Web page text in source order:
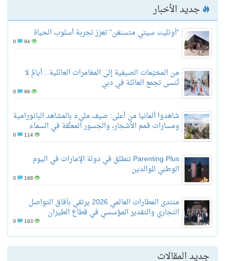
جديد الأخبار
“آوتليت سيتي متسنغن” تعزز تجربة أسلوب الحياة
94
من المخيّمات الصيفية إلى المغامرات العائلية…أيامٌ لا
تُنسى تجمع العائلة في دبي
98
شاهدوا ألمانيا من أعلى: صيف مليء بالمشاهد البانورامية
ومسارات قمم الأشجار، والجسور المعلّقة في السماء
114
Parenting Plus تنطلق في دولة الإمارات في اليوم
الوطني للوالدين
168
منتدى المطارات العالمي 2026 يرتقي بآفاق التواصل
التجاري والتقدير المؤسسي في قطاع الطيران
193
جديد المقالات